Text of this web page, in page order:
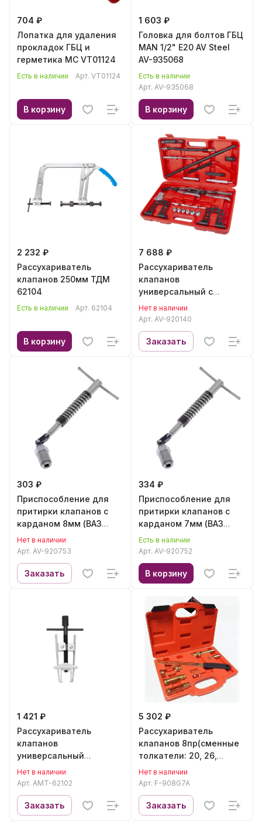
704 ₽
Лопатка для удаления
прокладок ГБЦ и
герметика МС VT01124
Есть в наличии Арт. VT01124
В корзину
1 603 ₽
Головка для болтов ГБЦ
MAN 1/2" E20 AV Steel
AV-935068
Есть в наличии
Арт. AV-935068
В корзину
2 232 ₽
Рассухариватель
клапанов 250мм ТДМ
62104
Есть в наличии Арт. 62104
В корзину
7 688 ₽
Рассухариватель
клапанов
универсальный с
насадками (ГБЦ) AV
Steel AV-920140
Нет в наличии
Арт. AV-920140
Заказать
303 ₽
Приспособление для
притирки клапанов с
карданом 8мм (ВАЗ
2101-08) AV Steel AV-
920753
Нет в наличии
Арт. AV-920753
Заказать
334 ₽
Приспособление для
притирки клапанов с
карданом 7мм (ВАЗ
2110-12) AV Steel AV-
920752
Есть в наличии
Арт. AV-920752
В корзину
1 421 ₽
Рассухариватель
клапанов
универсальный
AUTOMASTER AMT-62102
Нет в наличии
Арт. AMT-62102
Заказать
5 302 ₽
Рассухариватель
клапанов 8пр(сменные
толкатели: 20, 26,
34мм), в кейсе Forsage
F-908G7A
Нет в наличии
Арт. F-908G7A
Заказать